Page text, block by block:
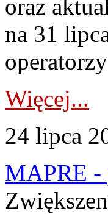
oraz
na 31
Więcej...
24 lipca
MAPRE -